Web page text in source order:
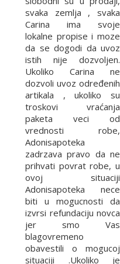
svaka zemlja , svaka
Carina ima svoje
lokalne propise i moze
da se dogodi da uvoz
istih nije dozvoljen.
Ukoliko Carina ne
dozvoli uvoz određenih
artikala , ukoliko su
troskovi vraćanja
paketa veci od
vrednosti robe,
Adonisapoteka
zadrzava pravo da ne
prihvati povrat robe, u
ovoj situaciji
Adonisapoteka nece
biti u mogucnosti da
izvrsi refundaciju novca
jer smo Vas
blagovremeno
obavestili o mogucoj
situaciji .Ukoliko je